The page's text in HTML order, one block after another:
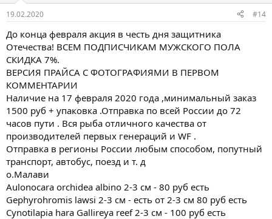
19.02.2020 #14
До конца февраля акция в честь дня защитника
Отечества! ВСЕМ ПОДПИСЧИКАМ МУЖСКОГО ПОЛА
СКИДКА 7%.
ВЕРСИЯ ПРАЙСА С ФОТОГРАФИЯМИ В ПЕРВОМ
КОММЕНТАРИИ
Наличие на 17 февраля 2020 года ,минимальный заказ
1500 руб + упаковка .Отправка по всей России до 72
часов пути . Вся рыба отличного качества от
производителей первых генераций и WF .
Отправка в регионы России любым способом, попутный
транспорт, автобус, поезд и т. д
о.Малави
Aulonocara orсhidea albino 2-3 см - 80 руб есть
Gephyrohromis lawsi 2-3 см - есть от 2-3 см 80 руб есть
Cynotilapia hara Gallireya reef 2-3 см - 100 руб есть